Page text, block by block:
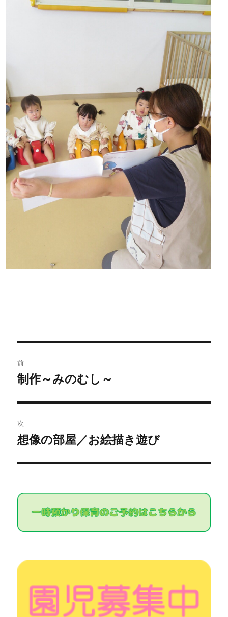
稿
ビ
ゲ
ー
ョ
ン
前
過
の
投
稿:
制作～みのむし～
次
次
投
想像の部屋／お絵描き遊び